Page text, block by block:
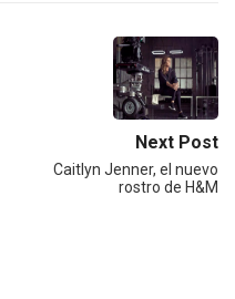
Next Post
Caitlyn Jenner, el nuevo
rostro de H&M